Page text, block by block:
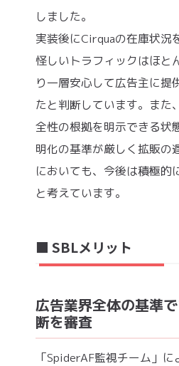
しました。
実装後にCirquaの在庫状況
怪しいトラフィックはほと
り一層安心して広告主に提
たと判断しています。また
全性の根拠を明示できる状
明化の基準が厳しく拡販の
においても、今後は積極的
と考えています。
■ SBLメリット
広告業界全体の基準
断を審査
「SpiderAF監視チーム」